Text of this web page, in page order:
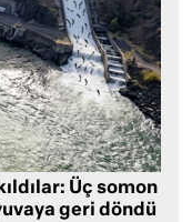
Üç somon
geri döndü